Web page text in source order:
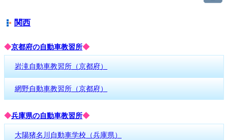
関西
◆京都府の自動車教習所◆
岩滝自動車教習所（京都府）
網野自動車教習所（京都府）
◆兵庫県の自動車教習所◆
大陽猪名川自動車学校（兵庫県）